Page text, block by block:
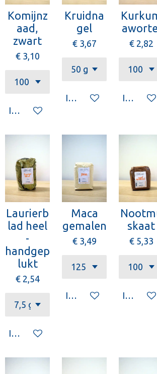
Komijnz
aad,
zwart
€ 3,10
In winkelwagen
Kruidna
gel
€ 3,67
In winkelwagen
€ 2,82
In
Laurierb
lad heel
-
handgep
lukt
€ 2,54
In winkelwagen
Maca
gemalen
€ 3,49
In winkelwagen
skaat
€ 5,33
In